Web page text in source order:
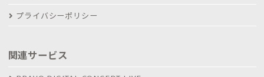
プライバシーポリシー
関連サービス